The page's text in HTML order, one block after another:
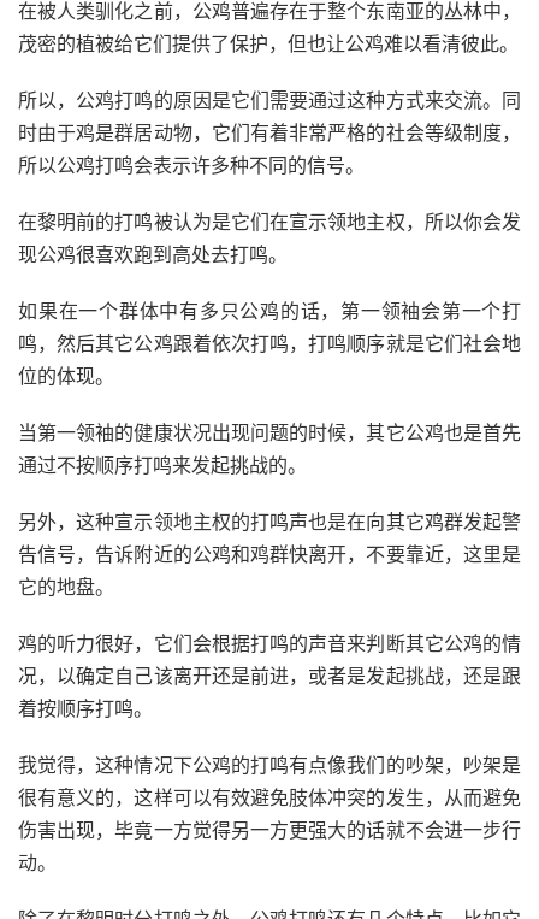
在被人类驯化之前，公鸡普遍存在于整个东南亚的丛林中，
茂密的植被给它们提供了保护，但也让公鸡难以看清彼此。
所以，公鸡打鸣的原因是它们需要通过这种方式来交流。同
时由于鸡是群居动物，它们有着非常严格的社会等级制度，
所以公鸡打鸣会表示许多种不同的信号。
在黎明前的打鸣被认为是它们在宣示领地主权，所以你会发
现公鸡很喜欢跑到高处去打鸣。
如果在一个群体中有多只公鸡的话，第一领袖会第一个打
鸣，然后其它公鸡跟着依次打鸣，打鸣顺序就是它们社会地
位的体现。
当第一领袖的健康状况出现问题的时候，其它公鸡也是首先
通过不按顺序打鸣来发起挑战的。
另外，这种宣示领地主权的打鸣声也是在向其它鸡群发起警
告信号，告诉附近的公鸡和鸡群快离开，不要靠近，这里是
它的地盘。
鸡的听力很好，它们会根据打鸣的声音来判断其它公鸡的情
况，以确定自己该离开还是前进，或者是发起挑战，还是跟
着按顺序打鸣。
我觉得，这种情况下公鸡的打鸣有点像我们的吵架，吵架是
很有意义的，这样可以有效避免肢体冲突的发生，从而避免
伤害出现，毕竟一方觉得另一方更强大的话就不会进一步行
动。